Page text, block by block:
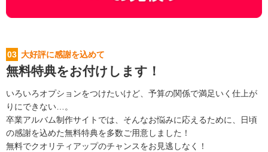
03 大好評に感謝を込めて
無料特典をお付けします！
いろいろオプションをつけたいけど、予算の関係で満足いく仕上が
りにできない…。
卒業アルバム制作サイトでは、そんなお悩みに応えるために、日頃
の感謝を込めた無料特典を多数ご用意しました！
無料でクオリティアップのチャンスをお見逃しなく！